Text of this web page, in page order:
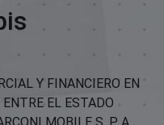
Y FINANCIERO EN
EL ESTADO